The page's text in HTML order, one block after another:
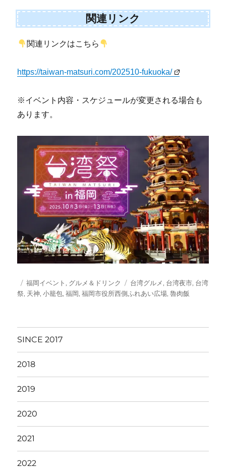
関連リンク
関連リンクはこちら
https://taiwan-matsuri.com/202510-fukuoka/
※イベント内容・スケジュールが変更される場合も
あります。
投
稿
カ
テ
福岡イベント , グルメ＆ドリンク
タ
グ
台湾グルメ, 台湾夜市, 台湾
祭, 天神,小籠包,福岡,福岡市役所西側ふれあい広場,魯肉飯
SINCE 2017
2018
2019
2020
2021
2022